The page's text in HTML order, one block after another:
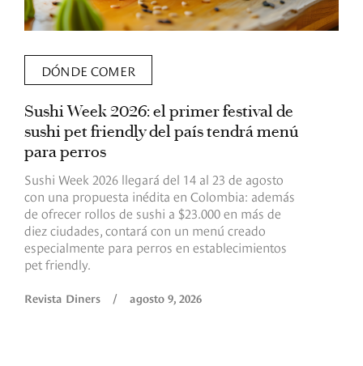
DÓNDE COMER
Sushi Week 2026: el primer festival de
sushi pet friendly del país tendrá menú
para perros
Sushi Week 2026 llegará del 14 al 23 de agosto
con una propuesta inédita en Colombia: además
de ofrecer rollos de sushi a $23.000 en más de
diez ciudades, contará con un menú creado
especialmente para perros en establecimientos
pet friendly.
Revista Diners / agosto 9, 2026